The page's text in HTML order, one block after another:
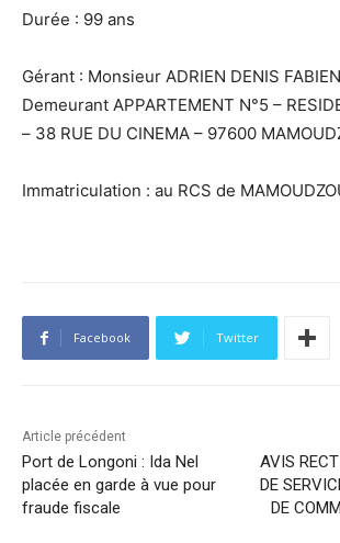
Durée : 99 ans
Gérant : Monsieur ADRIEN DENIS
Demeurant APPARTEMENT N°5 –
– 38 RUE DU CINEMA – 97600
Immatriculation : au RCS de
Facebook Twitter
Article précédent
Port de Longoni : Ida Nel
placée en garde à vue pour
fraude fiscale
AVIS
DE
DE